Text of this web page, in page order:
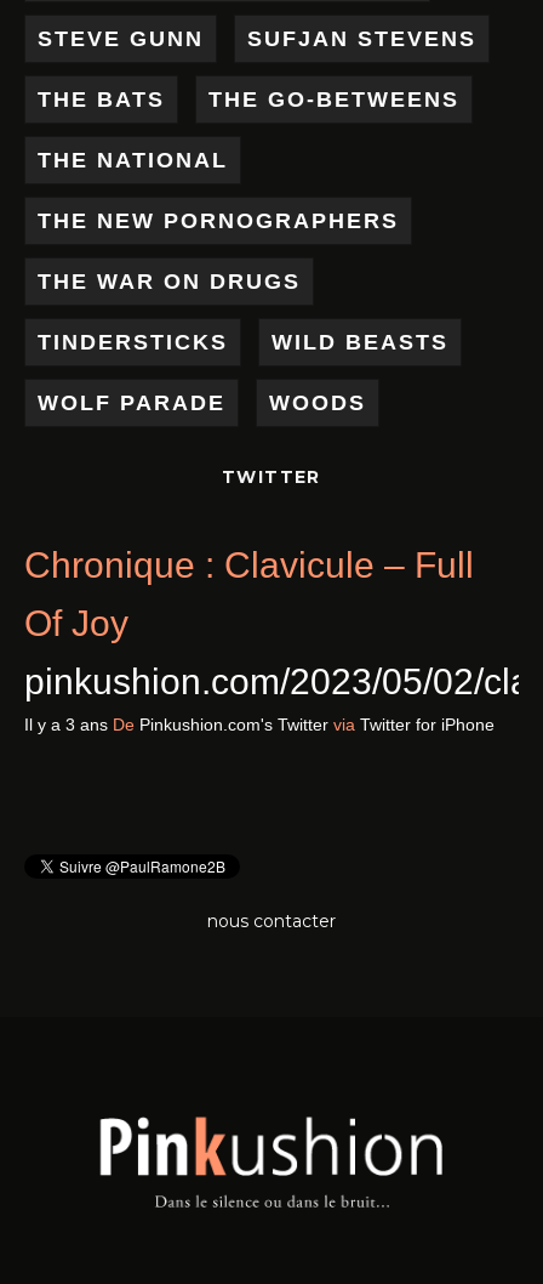
STEVE GUNN SUFJAN STEVENS
THE BATS THE GO-BETWEENS
THE NATIONAL
THE NEW PORNOGRAPHERS
THE WAR ON DRUGS
TINDERSTICKS WILD BEASTS
WOLF PARADE WOODS
TWITTER
Chronique : Clavicule – Full
Of Joy
pinkushion.com/2023/05/02/
Il y a 3 ans De Pinkushion.com's Twitter via Twitter for iPhone
nous contacter